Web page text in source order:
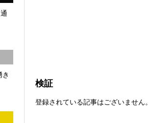
検証
登録されている記事はございません。